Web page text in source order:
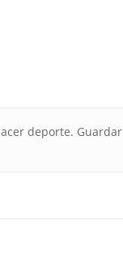
deporte. Guardar